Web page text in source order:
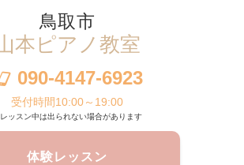
鳥取市
本ピアノ教室
090-4147-6923
受付時間10:00～19:00
ッスン中は出られない場合があります
体験レッスン